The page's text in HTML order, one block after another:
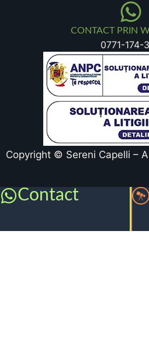
CONTACT PRIN
0771-174-
Copyright © Sereni Capelli –
Contact